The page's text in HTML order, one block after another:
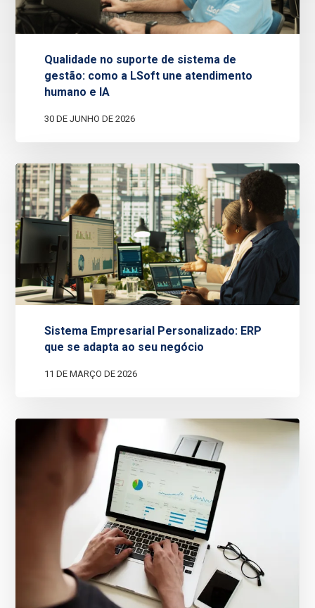
Qualidade no suporte de sistema de
gestão: como a LSoft une atendimento
humano e IA
30 DE JUNHO DE 2026
Sistema Empresarial Personalizado: ERP
que se adapta ao seu negócio
11 DE MARÇO DE 2026